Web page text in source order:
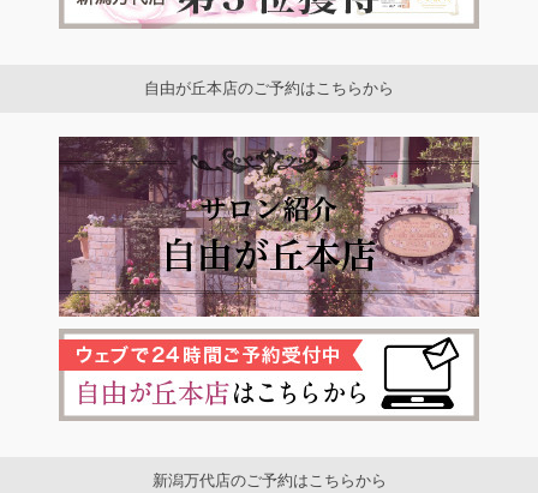
自由が丘本店のご予約はこちらから
新潟万代店のご予約はこちらから